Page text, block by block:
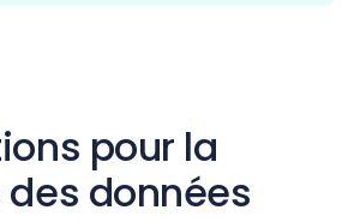
pour la
données